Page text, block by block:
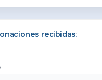
recibidas: